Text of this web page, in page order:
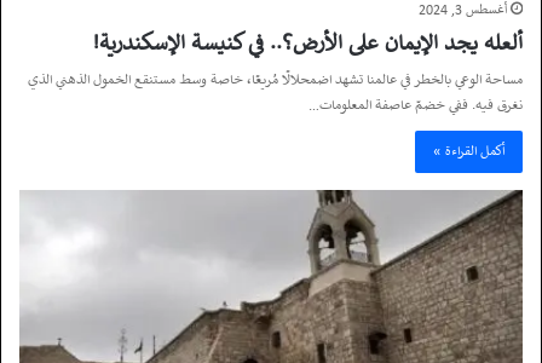
أغسطس 3, 2024
ألعله يجد الإيمان على الأرض؟.. في كنيسة الإسكندرية!
مساحة الوعي بالخطر في عالمنا تشهد اضمحلالًا مُريعًا، خاصة وسط مستنقع الخمول الذهني الذي
نغرق فيه. ففي خضمّ عاصفة المعلومات…
أكمل القراءة »